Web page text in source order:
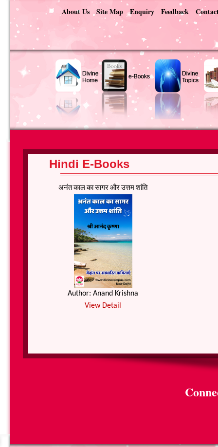
About Us Site Map Enquiry Feedback
Hindi E-Books
अनंत काल का सागर और उत्तम शांति
Author: Anand Krishna
View Detail